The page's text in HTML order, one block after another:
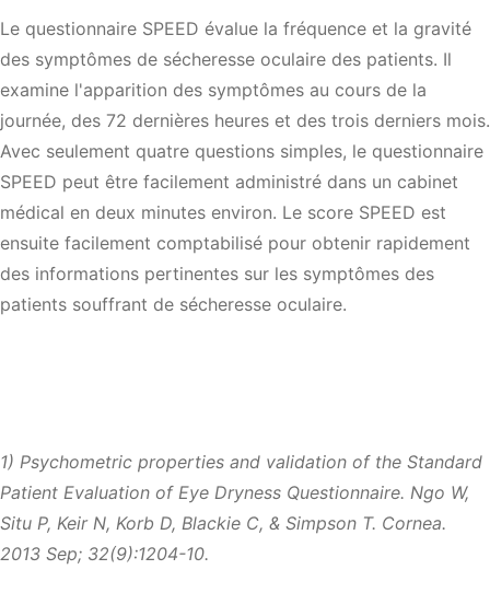
Le questionnaire SPEED évalue la fréquence et la gravité
des symptômes de sécheresse oculaire des patients. Il
examine l'apparition des symptômes au cours de la
journée, des 72 dernières heures et des trois derniers mois.
Avec seulement quatre questions simples, le questionnaire
SPEED peut être facilement administré dans un cabinet
médical en deux minutes environ. Le score SPEED est
ensuite facilement comptabilisé pour obtenir rapidement
des informations pertinentes sur les symptômes des
patients souffrant de sécheresse oculaire.
1) Psychometric properties and validation of the Standard
Patient Evaluation of Eye Dryness Questionnaire. Ngo W,
Situ P, Keir N, Korb D, Blackie C, & Simpson T. Cornea.
2013 Sep; 32(9):1204-10.